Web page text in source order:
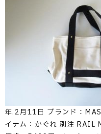
年.2月11日 ブランド：
イテム：かぐれ 別注 RAIL